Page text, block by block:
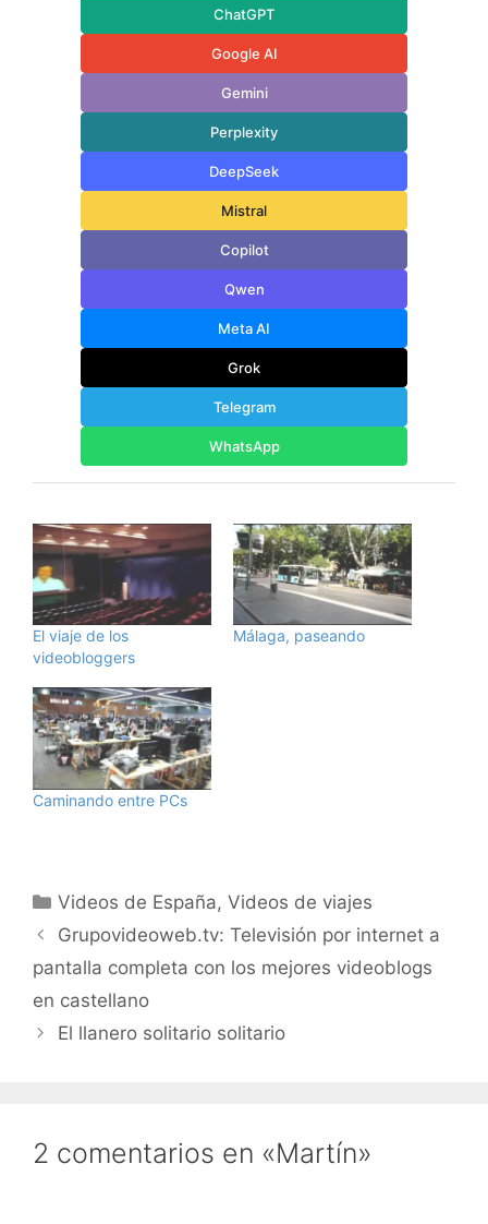
ChatGPT
Google AI
Gemini
Perplexity
DeepSeek
Mistral
Copilot
Qwen
Meta AI
Grok
Telegram
WhatsApp
El viaje de los
videobloggers
Málaga, paseando
Caminando entre PCs
Categorías
Videos de España,Videos de viajes
Grupovideoweb.tv: Televisión por internet a
pantalla completa con los mejores videoblogs
en castellano
El llanero solitario solitario
2 comentarios en «Martín»